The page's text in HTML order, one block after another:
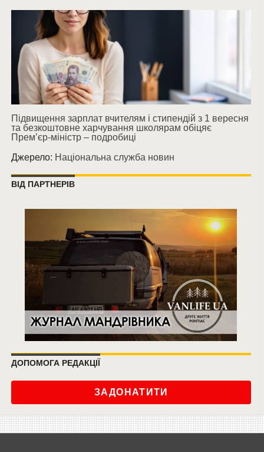
Підвищення зарплат вчителям і стипендій з 1 вересня
та безкоштовне харчування школярам обіцяє
Прем’єр-міністр – подробиці
Джерело: Національна служба новин
ВІД ПАРТНЕРІВ
ДОПОМОГА РЕДАКЦІЇ
ЗАДОНАТИТИ